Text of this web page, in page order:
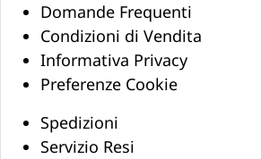
Domande Frequenti
Condizioni di Vendita
Informativa Privacy
Preferenze Cookie
Spedizioni
Servizio Resi